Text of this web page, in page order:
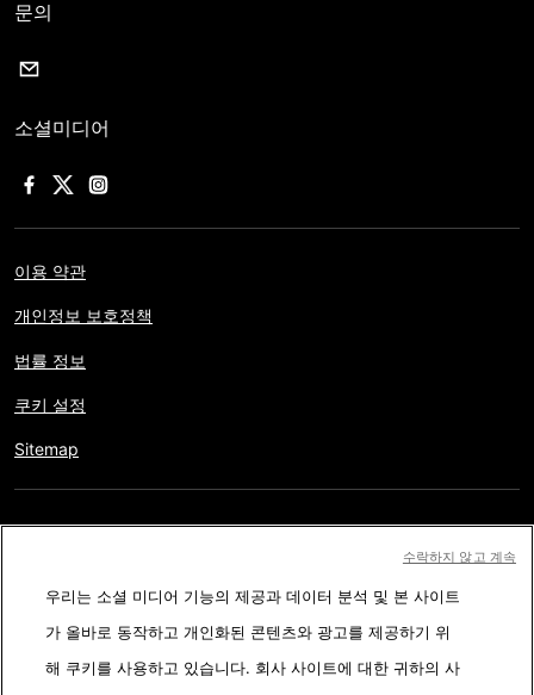
문의
소셜미디어
이용 약관
개인정보 보호정책
법률 정보
쿠키 설정
Sitemap
AFP와 계약 없이 저작물의 일부나 전체를 복사, 출판, 방송하는 것은
엄격히 금합니다. 팩트체킹 콘텐츠 내에 묘사된 부분과 링크 형태로
첨부된 부분은 관련 정보의 이해를 돕기 위한 것입니다. AFP는 서드
우리는 소셜 미디어 기능의 제공과 데이터 분석 및 본 사이트
가 올바로 동작하고 개인화된 콘텐츠와 광고를 제공하기 위
해 쿠키를 사용하고 있습니다. 회사 사이트에 대한 귀하의 사
수락하지 않고 계속